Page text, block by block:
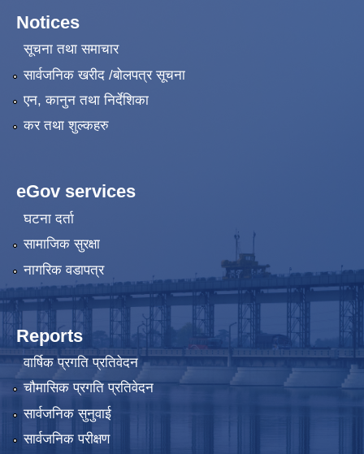
Notices
सूचना तथा समाचार
सार्वजनिक खरीद /बोलपत्र सूचना
एन, कानुन तथा निर्देशिका
कर तथा शुल्कहरु
eGov services
घटना दर्ता
सामाजिक सुरक्षा
नागरिक वडापत्र
Reports
वार्षिक प्रगति प्रतिवेदन
चौमासिक प्रगति प्रतिवेदन
सार्वजनिक सुनुवाई
सार्वजनिक परीक्षण